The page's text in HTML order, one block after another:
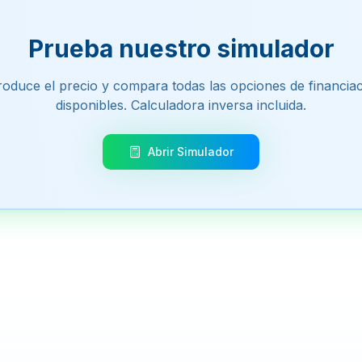
Prueba nuestro simulador
el precio y compara todas las opciones de
disponibles. Calculadora inversa incluida.
Abrir Simulador